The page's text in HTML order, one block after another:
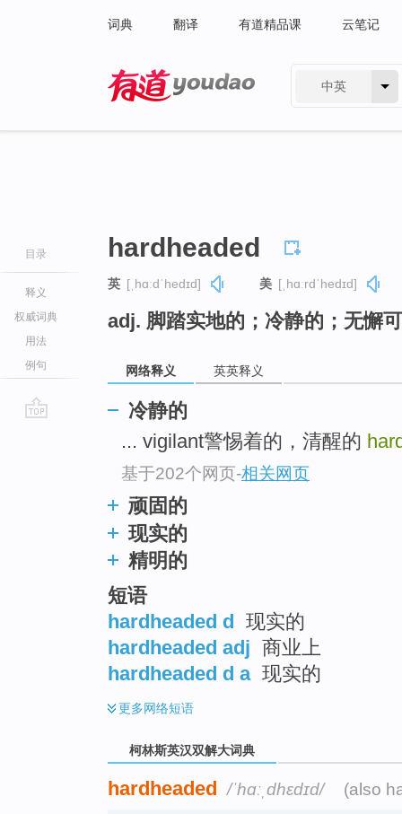
词典 翻译 有道精品课 云笔记
中英
目录
释义
权威词典
用法
例句
hardheaded
英 [ˌhɑːdˈhedɪd] 美 [ˌhɑːrdˈhedɪd]
adj. 脚踏实地的；冷静的；无懈
网络释义 英英释义
冷静的
... vigilant警惕着的，清醒的
基于202个网页-相关网页
顽固的
现实的
精明的
短语
hardheaded d 现实的
hardheaded adj 商业上
hardheaded d a 现实的
更多网络短语
柯林斯英汉双解大词典
hardheaded /ˈhɑːˌdhɛdɪd/ (also